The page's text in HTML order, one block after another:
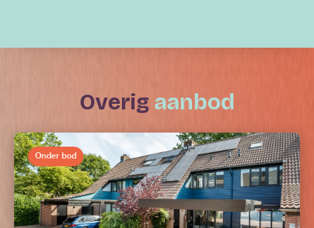
overig aanbod
Onder bod